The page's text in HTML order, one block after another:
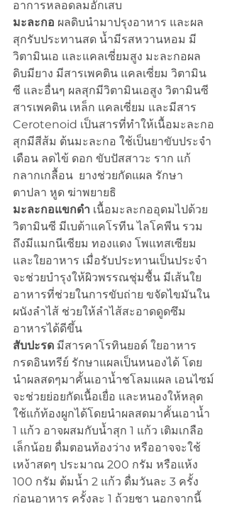
อาการหลอดลมอักเสบ
มะละกอ ผลดิบนำมาปรุงอาหาร และผล
สุกรับประทานสด น้ำมีรสหวานหอม มี
วิตามินเอ และแคลเซี่ยมสูง มะละกอผล
ดิบมียาง มีสารเพคติน แคลเซี่ยม วิตามิน
ซี และอื่นๆ ผลสุกมีวิตามินเอสูง วิตามินซี
สารเพคติน เหล็ก แคลเซี่ยม และมีสาร
Cerotenoid เป็นสารที่ทำให้เนื้อมะละกอ
สุกมีสีส้ม ต้นมะละกอ ใช้เป็นยาขับประจำ
เดือน ลดไข้ ดอก ขับปัสสาวะ ราก แก้
กลากเกลื้อน  ยางช่วยกัดแผล รักษา
ตาปลา หูด ฆ่าพยายธิ
มะละกอแขกดำ เนื้อมะละกออุดมไปด้วย
วิตามินซี มีเบต้าแคโรทีน ไลโคพีน รวม
ถึงมีแมกนีเซียม ทองแดง โพแทสเซียม
และใยอาหาร เมื่อรับประทานเป็นประจำ
จะช่วยบำรุงให้ผิวพรรณชุ่มชื้น มีเส้นใย
อาหารที่ช่วยในการขับถ่าย ขจัดไขมันใน
ผนังลำไส้ ช่วยให้ลำไส้สะอาดดูดซึม
อาหารได้ดีขึ้น
สับปะรด มีสารคาโรทินยอด์ ใยอาหาร
กรดอินทรีย์ รักษาแผลเป็นหนองได้ โดย
นำผลสดๆมาคั้นเอาน้ำชโลมแผล เอนไซม์
จะช่วยย่อยกัดเนื้อเยื่อ และหนองให้หลุด
ใช้แก้ท้องผูกได้โดยนำผลสดมาคั้นเอาน้ำ
1 แก้ว อาจผสมกับน้ำสุก 1 แก้ว เติมเกลือ
เล็กน้อย ดื่มตอนท้องว่าง หรืออาจจะใช้
เหง้าสดๆ ประมาณ 200 กรัม หรือแห้ง
100 กรัม ต้มน้ำ 2 แก้ว ดื่มวันละ 3 ครั้ง
ก่อนอาหาร ครั้งละ 1 ถ้วยชา นอกจากนี้